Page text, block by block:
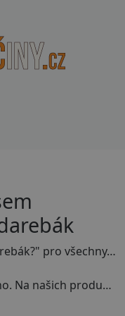
Nápis "Jsem darebačka, jsi taky darebák?" pro všechny, kdo rádi provokují a mají v sobě špetku vtipné rebelskosti! Tento design je ideální na tričko nebo mikinu pro ty, kdo se nebojí být v centru pozornosti a ukázat svou darebáckou stránku.
i samotné kousky - trička, mikiny, hrníčky a další.